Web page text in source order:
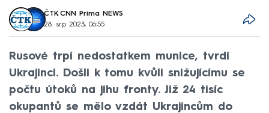
ČTK, CNN Prima NEWS
28. srp 2023, 06:55
Rusové trpí nedostatkem munice, tvrdí
Ukrajinci. Došli k tomu kvůli snižujícímu se
počtu útoků na jihu fronty. Již 24 tisíc
okupantů se mělo vzdát Ukrajincům do